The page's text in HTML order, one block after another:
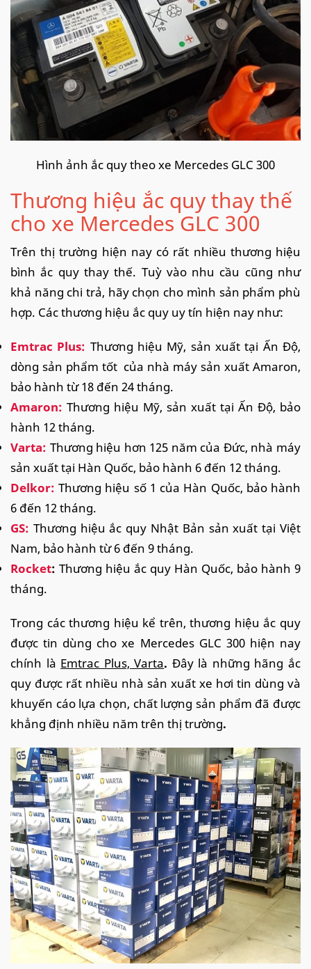
Hình ảnh ắc quy theo xe Mercedes GLC 300
Thương hiệu ắc quy thay thế
cho xe Mercedes GLC 300
Trên thị trường hiện nay có rất nhiều thương hiệu
bình ắc quy thay thế. Tuỳ vào nhu cầu cũng như
khả năng chi trả, hãy chọn cho mình sản phẩm phù
hợp. Các thương hiệu ắc quy uy tín hiện nay như:
Emtrac Plus: Thương hiệu Mỹ, sản xuất tại Ấn Độ,
dòng sản phẩm tốt của nhà máy sản xuất Amaron,
bảo hành từ 18 đến 24 tháng.
Amaron: Thương hiệu Mỹ, sản xuất tại Ấn Độ, bảo
hành 12 tháng.
Varta: Thương hiệu hơn 125 năm của Đức, nhà máy
sản xuất tại Hàn Quốc, bảo hành 6 đến 12 tháng.
Delkor: Thương hiệu số 1 của Hàn Quốc, bảo hành
6 đến 12 tháng.
GS: Thương hiệu ắc quy Nhật Bản sản xuất tại Việt
Nam, bảo hành từ 6 đến 9 tháng.
Rocket: Thương hiệu ắc quy Hàn Quốc, bảo hành 9
tháng.
Trong các thương hiệu kể trên, thương hiệu ắc quy
được tin dùng cho xe Mercedes GLC 300 hiện nay
chính là Emtrac Plus, Varta. Đây là những hãng ắc
quy được rất nhiều nhà sản xuất xe hơi tin dùng và
khuyến cáo lựa chọn, chất lượng sản phẩm đã được
khẳng định nhiều năm trên thị trường.